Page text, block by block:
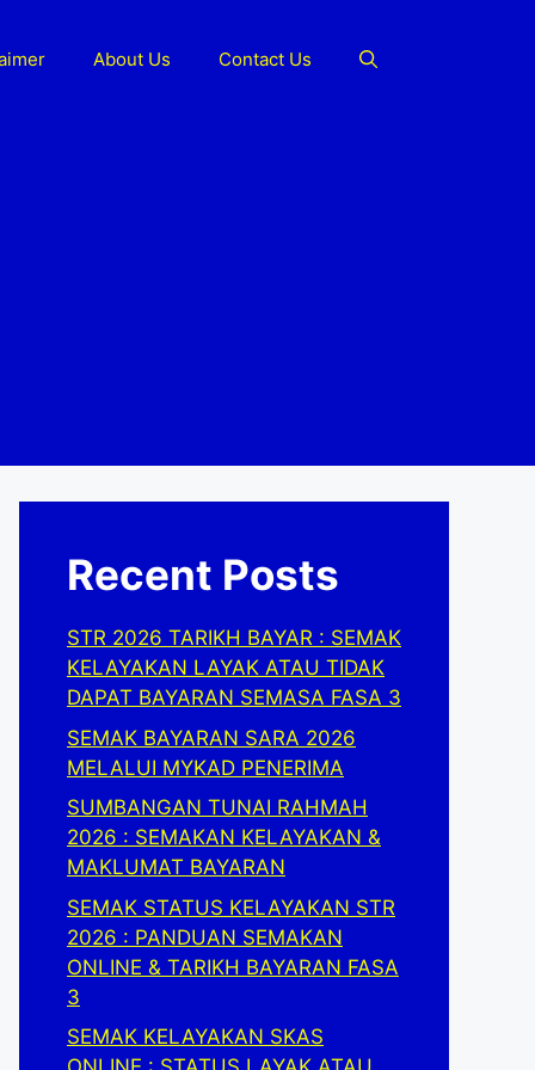
About Us Contact Us
Recent Posts
STR 2026 TARIKH BAYAR : SEMAK
KELAYAKAN LAYAK ATAU TIDAK
DAPAT BAYARAN SEMASA FASA 3
SEMAK BAYARAN SARA 2026
MELALUI MYKAD PENERIMA
SUMBANGAN TUNAI RAHMAH
2026 : SEMAKAN KELAYAKAN &
MAKLUMAT BAYARAN
SEMAK STATUS KELAYAKAN STR
2026 : PANDUAN SEMAKAN
ONLINE & TARIKH BAYARAN FASA
3
SEMAK KELAYAKAN SKAS